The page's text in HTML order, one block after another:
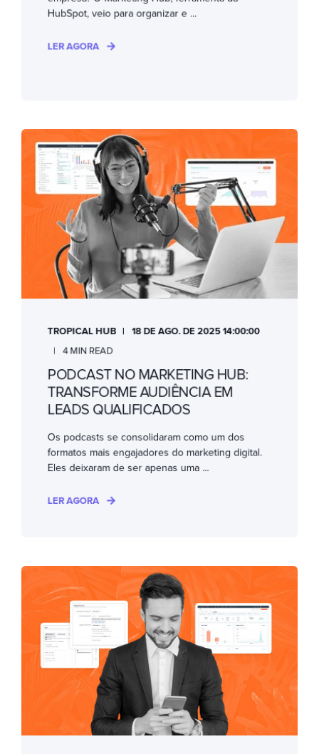
HubSpot, veio para organizar e ...
LER AGORA
TROPICAL HUB 18 DE AGO. DE 2025 14:00:00
4 MIN READ
PODCAST NO MARKETING HUB:
TRANSFORME AUDIÊNCIA EM
LEADS QUALIFICADOS
Os podcasts se consolidaram como um dos
formatos mais engajadores do marketing digital.
Eles deixaram de ser apenas uma ...
LER AGORA